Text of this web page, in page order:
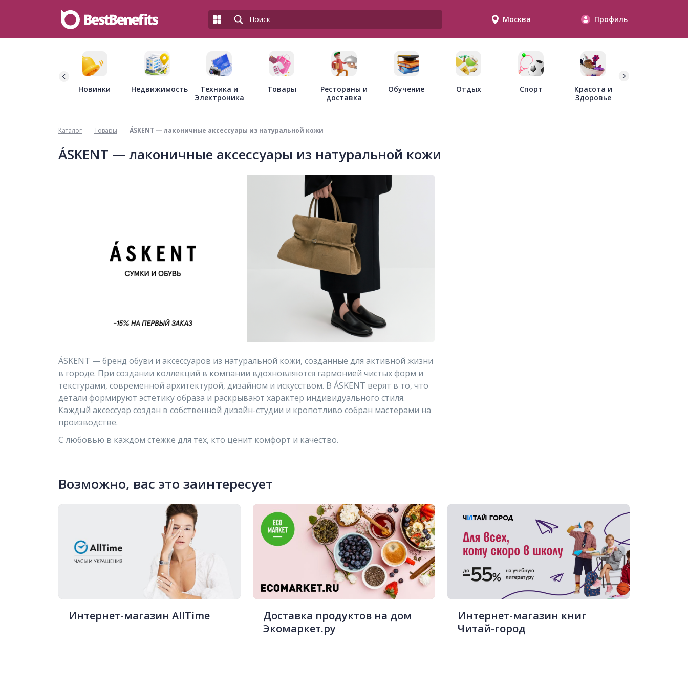
Москва Профиль
Новинки Недвижимость
Техника и
Электроника
Товары
Рестораны и
доставка
Обучение Отдых Спорт
Красота и
Здоровье
Каталог - Товары - ÁSKENT — лаконичные аксессуары из натуральной кожи
ÁSKENT — лаконичные аксессуары из натуральной кожи
ÁSKENT — бренд обуви и аксессуаров из натуральной кожи, созданные для активной жизни
в городе. При создании коллекций в компании вдохновляются гармонией чистых форм и
текстурами, современной архитектурой, дизайном и искусством. В ÁSKENT верят в то, что
детали формируют эстетику образа и раскрывают характер индивидуального стиля.
Каждый аксессуар создан в собственной дизайн-студии и кропотливо собран мастерами на
производстве.
С любовью в каждом стежке для тех, кто ценит комфорт и качество.
Возможно, вас это заинтересует
Интернет-магазин AllTime
Доставка продуктов на дом
Экомаркет.ру
Интернет-магазин книг
Читай-город